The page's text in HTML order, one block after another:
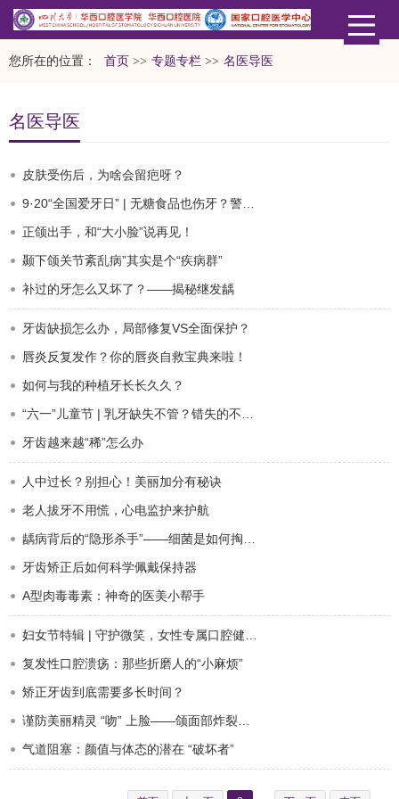
您所在的位置： 首页 >> 专题专栏 >> 名医导医
名医导医
皮肤受伤后，为啥会留疤呀？
正颌出手，和“大小脸”说再见！
颞下颌关节紊乱病”其实是个“疾病群”
补过的牙怎么又坏了？——揭秘继发龋
牙齿缺损怎么办，局部修复VS全面保护？
唇炎反复发作？你的唇炎自救宝典来啦！
如何与我的种植牙长长久久？
牙齿越来越“稀”怎么办
人中过长？别担心！美丽加分有秘诀
老人拔牙不用慌，心电监护来护航
牙齿矫正后如何科学佩戴保持器
A型肉毒毒素：神奇的医美小帮手
复发性口腔溃疡：那些折磨人的“小麻烦”
矫正牙齿到底需要多长时间？
气道阻塞：颜值与体态的潜在 “破坏者”